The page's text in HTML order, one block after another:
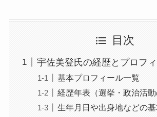
目次
宇佐美登氏の経歴とプロフ
基本プロフィール一覧
経歴年表（選挙・政治活動
生年月日や出身地などの